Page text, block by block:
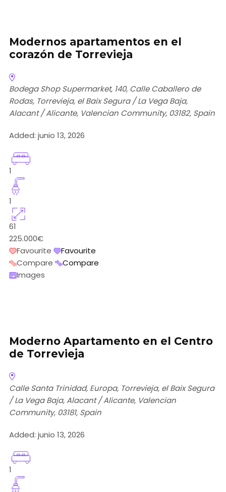
Modernos apartamentos en el
corazón de Torrevieja
Bodega Shop Supermarket, 140, Calle Caballero de
Rodas, Torrevieja, el Baix Segura / La Vega Baja,
Alacant / Alicante, Valencian Community, 03182, Spain
Added: junio 13, 2026
1
1
61
225.000€
Favourite
Favourite
Compare
Compare
Images
Moderno Apartamento en el Centro
de Torrevieja
Calle Santa Trinidad, Europa, Torrevieja, el Baix Segura
/ La Vega Baja, Alacant / Alicante, Valencian
Community, 03181, Spain
Added: junio 13, 2026
1